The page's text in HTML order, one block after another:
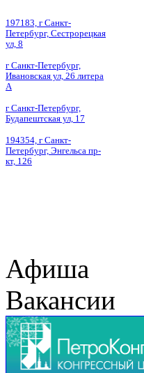
197183, г Санкт-
Петербург, Сестрорецкая
ул, 8
г Санкт-Петербург,
Ивановская ул, 26 литера
А
г Санкт-Петербург,
Будапештская ул, 17
194354, г Санкт-
Петербург, Энгельса пр-
кт, 126
Афиша
Вакансии